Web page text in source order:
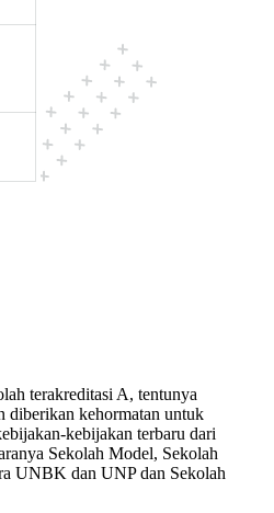
terakreditasi A, tentunya
diberikan kehormatan untuk
kebijakan terbaru dari
Sekolah Model, Sekolah
UNBK dan UNP dan Sekolah